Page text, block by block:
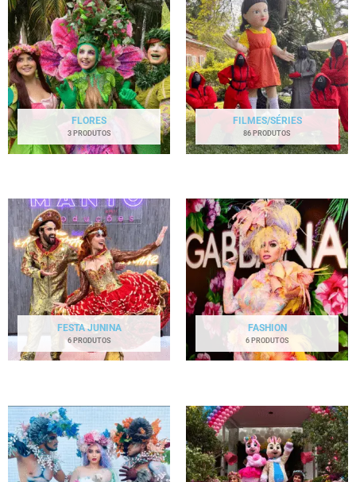
FLORES
3 PRODUTOS
FILMES/SÉRIES
86 PRODUTOS
FESTA JUNINA
6 PRODUTOS
FASHION
6 PRODUTOS